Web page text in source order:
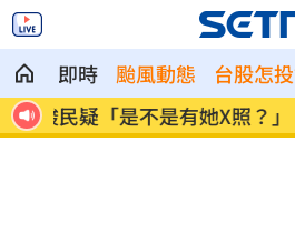
即時 颱風動態 台股怎
歐洲最強情報機關 007英
冠